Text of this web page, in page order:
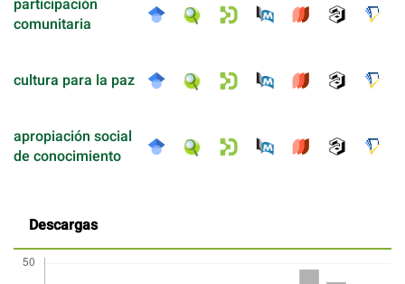
participación
comunitaria
cultura para la paz
apropiación social
de conocimiento
Descargas